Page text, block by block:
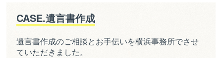
CASE.遺言書作成
遺言書作成のご相談とお手伝いを横浜事務所でさせ
ていただきました。